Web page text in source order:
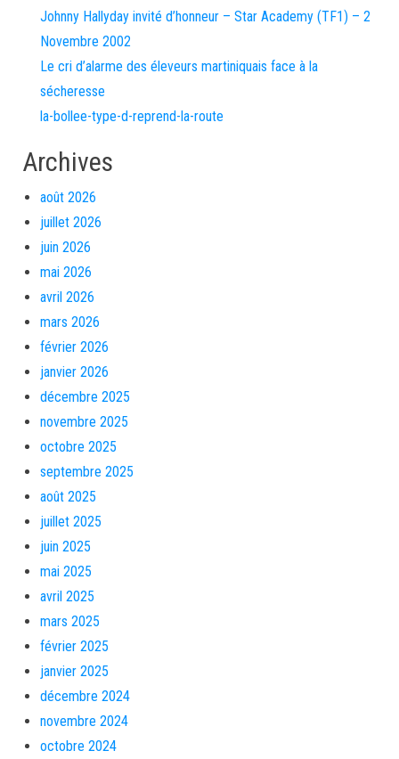
Johnny Hallyday invité d’honneur – Star Academy (TF1) – 2
Novembre 2002
Le cri d’alarme des éleveurs martiniquais face à la
sécheresse
la-bollee-type-d-reprend-la-route
Archives
août 2026
juillet 2026
juin 2026
mai 2026
avril 2026
mars 2026
février 2026
janvier 2026
décembre 2025
novembre 2025
octobre 2025
septembre 2025
août 2025
juillet 2025
juin 2025
mai 2025
avril 2025
mars 2025
février 2025
janvier 2025
décembre 2024
novembre 2024
octobre 2024